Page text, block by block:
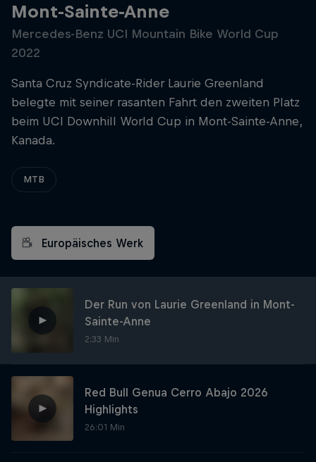
Mont-Sainte-Anne
Mercedes-Benz UCI Mountain Bike World Cup
2022
Santa Cruz Syndicate-Rider Laurie Greenland
belegte mit seiner rasanten Fahrt den zweiten Platz
beim UCI Downhill World Cup in Mont-Sainte-Anne,
Kanada.
MTB
Europäisches Werk
Der Run von Laurie Greenland in Mont-
Sainte-Anne
2:33 Min
Red Bull Genua Cerro Abajo 2026
Highlights
26:01 Min